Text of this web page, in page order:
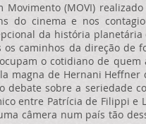
Movimento (MOVI)
do cinema e nos
da história
caminhos da direção de
o cotidiano de quem
magna de Hernani
debate sobre a seriedade
entre Patrícia de Filippi e
câmera num país tão